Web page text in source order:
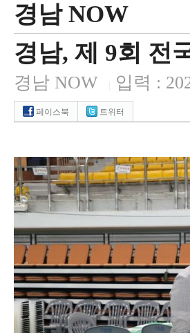
경남 NOW
경남, 제 9회 전
경남 NOW 입력 :
페이스북 트위터